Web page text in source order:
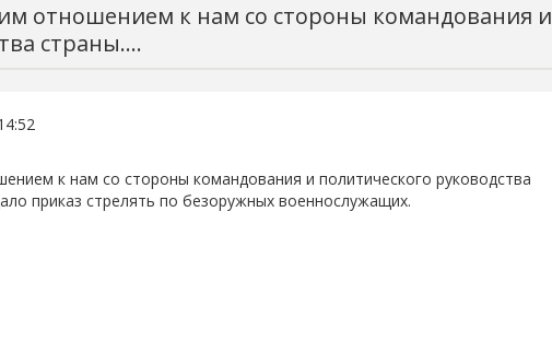
отношением к нам со стороны командования и
страны....
к нам со стороны командования и политического руководства
приказ стрелять по безоружных военнослужащих.